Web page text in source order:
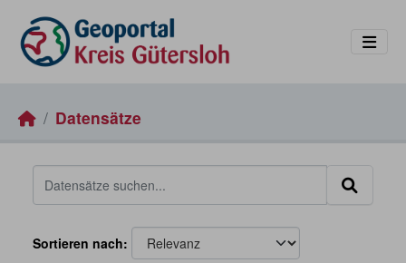
Datensätze
Sortieren nach